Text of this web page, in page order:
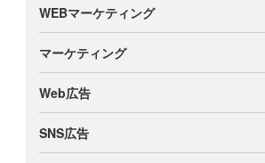
WEBマーケティング
マーケティング
Web広告
SNS広告